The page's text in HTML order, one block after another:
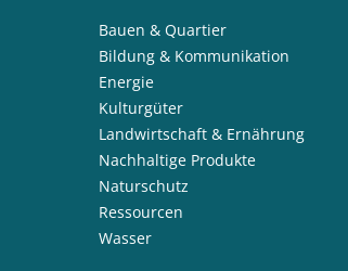
Bauen & Quartier
Bildung & Kommunikation
Energie
Kulturgüter
Landwirtschaft & Ernährung
Nachhaltige Produkte
Naturschutz
Ressourcen
Wasser